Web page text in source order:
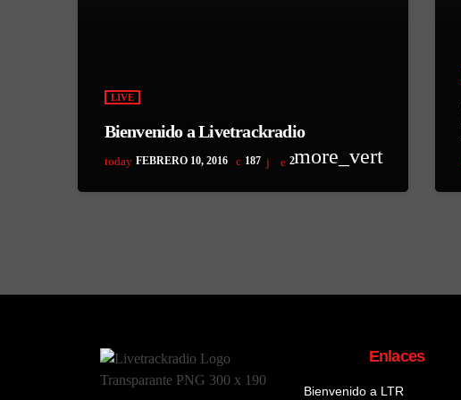
LIVE
Bienvenido a Livetrackradio
today FEBRERO 10, 2016 187 2more_vert
Enlaces
Bienvenido a LTR